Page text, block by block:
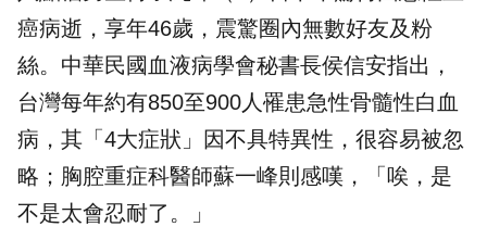
癌病逝 ，享年46歲，震驚圈內無數好友及粉
絲。中華民國血液病學會秘書長侯信安指出，
台灣每年約有850至900人罹患急性骨髓性白血
病，其「4大症狀」因不具特異性，很容易被忽
略；胸腔重症科醫師蘇一峰則感嘆，「唉，是
不是太會忍耐了。」